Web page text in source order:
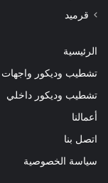
قرميد
الرئيسية
تشطيب وديكور واجهات
تشطيب وديكور داخلي
أعمالنا
اتصل بنا
سياسة الخصوصية